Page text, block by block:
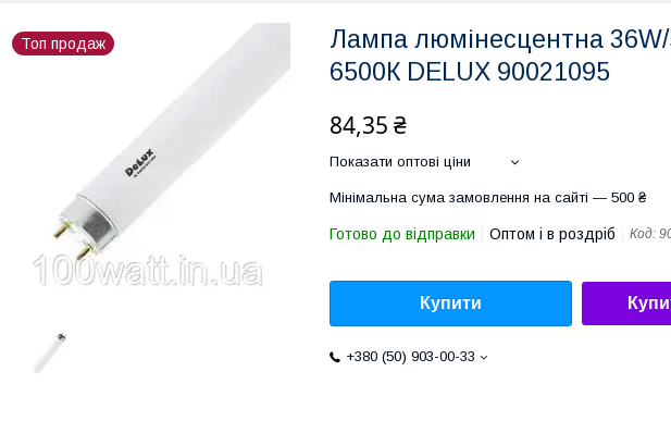
Топ продаж
Лампа люмінесцентна
6500К DELUX 90021095
84,35 ₴
Показати оптові ціни
Мінімальна сума замовлення на сайті — 500 ₴
Готово до відправки Оптом і в роздріб Код:
Купити
+380 (50) 903-00-33